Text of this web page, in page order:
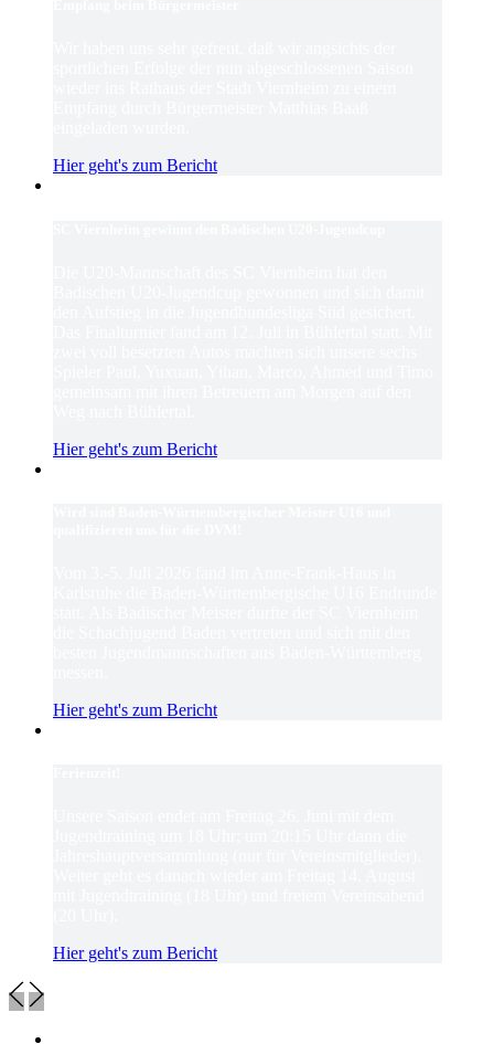
Hier geht's zum Bericht
Hier geht's zum Bericht
Hier geht's zum Bericht
Hier geht's zum Bericht